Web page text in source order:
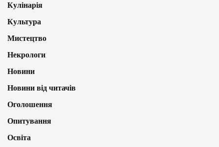
Кулінарія
Культура
Мистецтво
Некрологи
Новини
Новини від читачів
Оголошення
Опитування
Освіта